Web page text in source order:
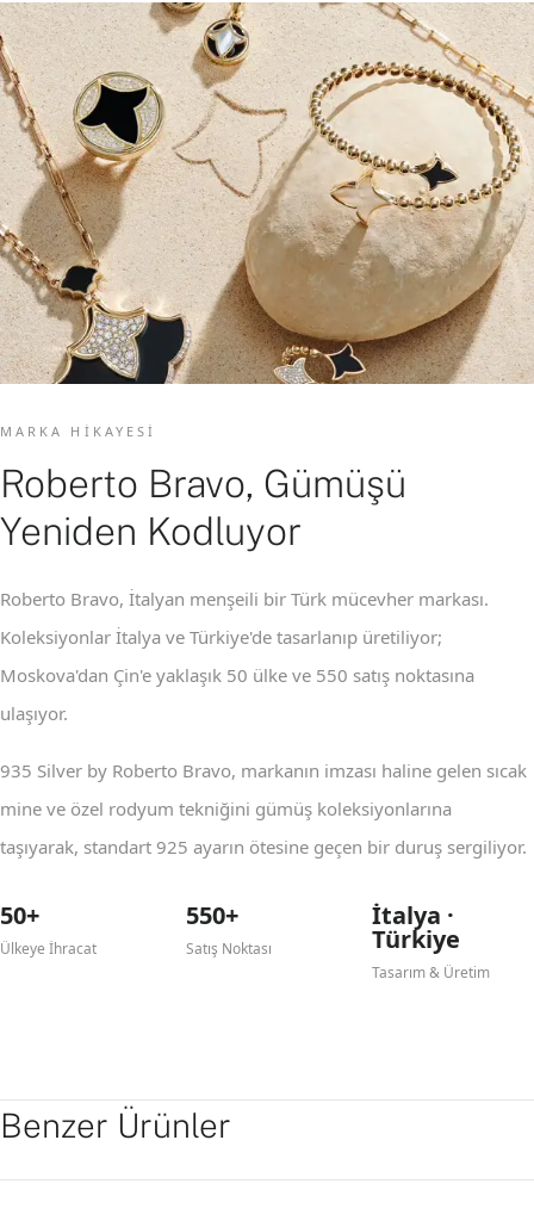
MARKA HIKAYESI
Roberto Bravo, Gümüşü
Yeniden Kodluyor
Roberto Bravo, İtalyan menşeili bir Türk mücevher markası.
Koleksiyonlar İtalya ve Türkiye'de tasarlanıp üretiliyor;
Moskova'dan Çin'e yaklaşık 50 ülke ve 550 satış noktasına
ulaşıyor.
935 Silver by Roberto Bravo, markanın imzası haline gelen sıcak
mine ve özel rodyum tekniğini gümüş koleksiyonlarına
taşıyarak, standart 925 ayarın ötesine geçen bir duruş sergiliyor.
50+
Ülkeye İhracat
550+
Satış Noktası
İtalya ·
Türkiye
Tasarım & Üretim
Benzer Ürünler